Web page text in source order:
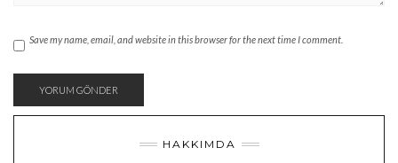
Save my name, email, and website in this browser for the next time I comment.
HAKKIMDA